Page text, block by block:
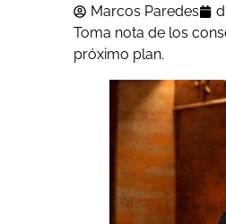
Marcos Paredes
Toma nota de los
próximo plan.